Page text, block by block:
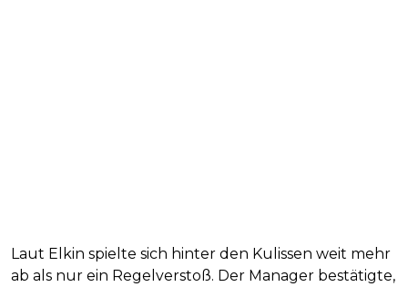
Laut Elkin spielte sich hinter den Kulissen weit mehr
ab als nur ein Regelverstoß. Der Manager bestätigte,